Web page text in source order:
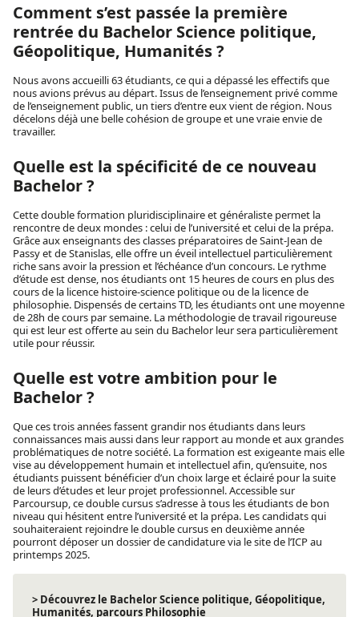
Comment s’est passée la première
rentrée du Bachelor Science politique,
Géopolitique, Humanités ?
Nous avons accueilli 63 étudiants, ce qui a dépassé les effectifs que
nous avions prévus au départ. Issus de l’enseignement privé comme
de l’enseignement public, un tiers d’entre eux vient de région. Nous
décelons déjà une belle cohésion de groupe et une vraie envie de
travailler.
Quelle est la spécificité de ce nouveau
Bachelor ?
Cette double formation pluridisciplinaire et généraliste permet la
rencontre de deux mondes : celui de l’université et celui de la prépa.
Grâce aux enseignants des classes préparatoires de Saint-Jean de
Passy et de Stanislas, elle offre un éveil intellectuel particulièrement
riche sans avoir la pression et l’échéance d’un concours. Le rythme
d’étude est dense, nos étudiants ont 15 heures de cours en plus des
cours de la licence histoire-science politique ou de la licence de
philosophie. Dispensés de certains TD, les étudiants ont une moyenne
de 28h de cours par semaine. La méthodologie de travail rigoureuse
qui est leur est offerte au sein du Bachelor leur sera particulièrement
utile pour réussir.
Quelle est votre ambition pour le
Bachelor ?
Que ces trois années fassent grandir nos étudiants dans leurs
connaissances mais aussi dans leur rapport au monde et aux grandes
problématiques de notre société. La formation est exigeante mais elle
vise au développement humain et intellectuel afin, qu’ensuite, nos
étudiants puissent bénéficier d’un choix large et éclairé pour la suite
de leurs d’études et leur projet professionnel. Accessible sur
Parcoursup, ce double cursus s’adresse à tous les étudiants de bon
niveau qui hésitent entre l’université et la prépa. Les candidats qui
souhaiteraient rejoindre le double cursus en deuxième année
pourront déposer un dossier de candidature via le site de l’ICP au
printemps 2025.
> Découvrez le Bachelor Science politique, Géopolitique,
Humanités, parcours Philosophie